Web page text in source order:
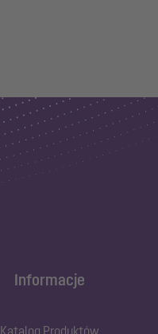
Informacje
Katalog Produktów